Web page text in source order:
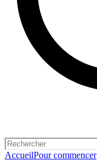
AccueilPour commencer